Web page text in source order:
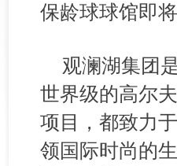
保龄球球馆即
观澜湖集团
世界级的高尔
项目，都致力
领国际时尚的